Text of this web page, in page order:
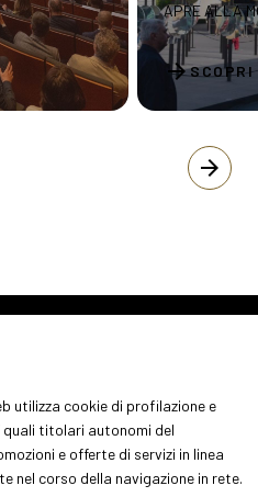
APRE ALLA
arrow_forward
arrow_forward
utilizza cookie di profilazione e
quali titolari autonomi del
e offerte di servizi in linea
nel corso della navigazione in rete.